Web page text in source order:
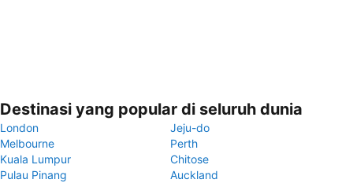
Destinasi yang popular di seluruh dunia
London
Jeju-do
Melbourne
Perth
Kuala Lumpur
Chitose
Pulau Pinang
Auckland